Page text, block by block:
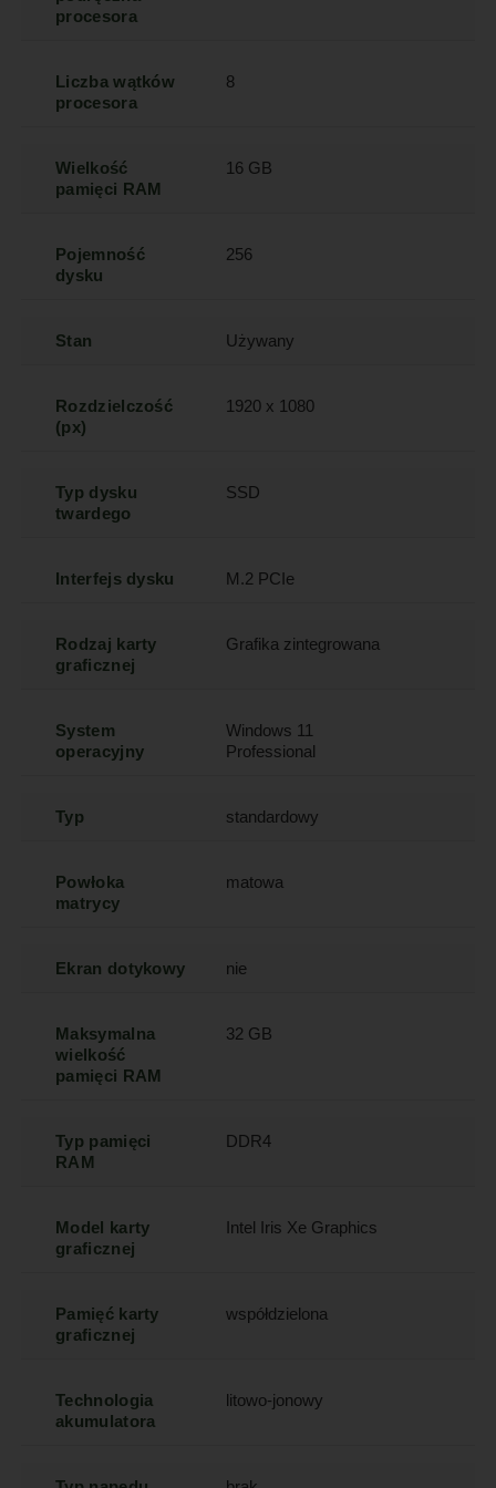
procesora
Liczba wątków
procesora
8
Wielkość
pamięci RAM
16 GB
Pojemność
dysku
256
Stan Używany
Rozdzielczość
(px)
1920 x 1080
Typ dysku
twardego
SSD
Interfejs dysku M.2 PCIe
Rodzaj karty
graficznej
Grafika zintegrowana
System
operacyjny
Windows 11
Professional
Typ standardowy
Powłoka
matrycy
matowa
Ekran dotykowy nie
Maksymalna
wielkość
pamięci RAM
32 GB
Typ pamięci
RAM
DDR4
Model karty
graficznej
Intel Iris Xe Graphics
Pamięć karty
graficznej
współdzielona
Technologia
akumulatora
litowo-jonowy